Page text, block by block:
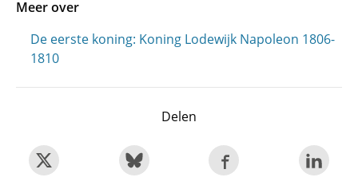
Meer over
De eerste koning: Koning Lodewijk Napoleon 1806-
1810
Delen